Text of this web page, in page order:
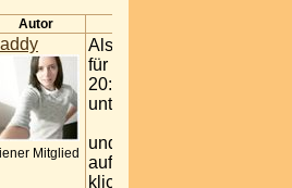
Autor
Mitglied
Also ich habe heute
für den 26.11.2005 /
20:00 reserviert,
unter dem Kroko =)
und wenn ihr links
auf KALENDER
klickts